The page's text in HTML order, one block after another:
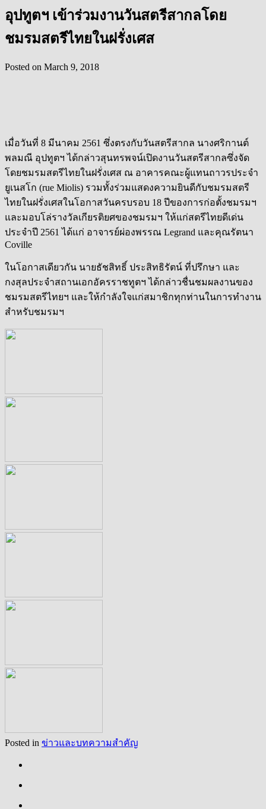
อุปทูตฯ เข้าร่วมงานวันสตรีสากลโดย
ชมรมสตรีไทยในฝรั่งเศส
Posted on March 9, 2018
เมื่อวันที่ 8 มีนาคม 2561 ซึ่งตรงกับวันสตรีสากล นางศริกานต์
พลมณี อุปทูตฯ ได้กล่าวสุนทรพจน์เปิดงานวันสตรีสากลซึ่งจัด
โดยชมรมสตรีไทยในฝรั่งเศส ณ อาคารคณะผู้แทนถาวรประจำ
ยูเนสโก (rue Miolis) รวมทั้งร่วมแสดงความยินดีกับชมรมสตรี
ไทยในฝรั่งเศสในโอกาสวันครบรอบ 18 ปีของการก่อตั้งชมรมฯ
และมอบโล่รางวัลเกียรติยศของชมรมฯ ให้แก่สตรีไทยดีเด่น
ประจำปี 2561 ได้แก่ อาจารย์ผ่องพรรณ Legrand และคุณรัตนา
Coville
ในโอกาสเดียวกัน นายธัชสิทธิ์ ประสิทธิรัตน์ ที่ปรึกษา และ
กงสุลประจำสถานเอกอัครราชทูตฯ ได้กล่าวชื่นชมผลงานของ
ชมรมสตรีไทยฯ และให้กำลังใจแก่สมาชิกทุกท่านในการทำงาน
สำหรับชมรมฯ
Posted in ข่าวและบทความสำคัญ